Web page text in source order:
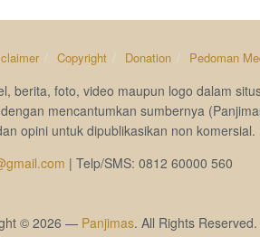
Copyright Donation Pedoman
berita, foto, video maupun logo dalam
mencantumkan sumbernya
opini untuk dipublikasikan non komersial.
| Telp/SMS: 0812 60000 560
© 2026 — Panjimas. All Rights Reserved.